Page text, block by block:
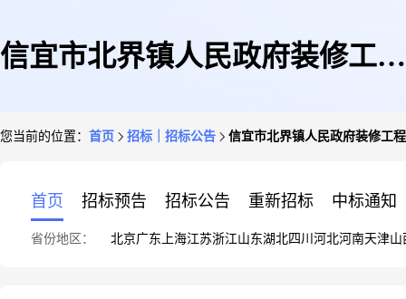
信宜市北界镇人民政府装修工程
您当前的位置： 首页 招标｜招标公告 信宜市北界镇人民政府装修工
首页 招标预告 招标公告 重新招标 中标通知
省份地区： 北京广东 上海江苏浙江山东湖北四川 河北河南天津山